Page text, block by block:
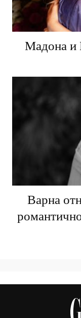
Мадона и
Варна